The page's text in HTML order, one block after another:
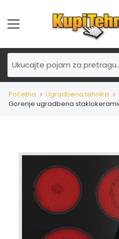
Početna Ugradbena tehnika
Gorenje ugradbena